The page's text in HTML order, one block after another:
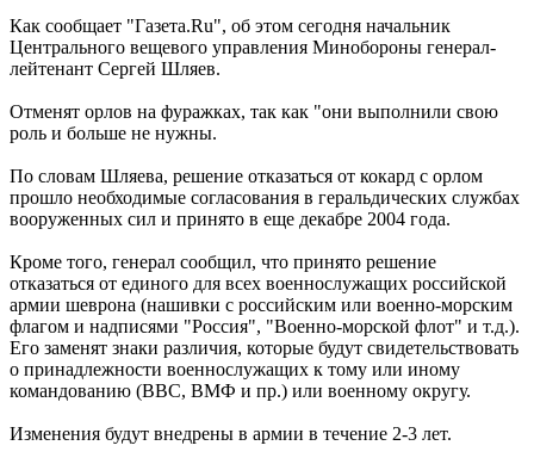
Как сообщает "Газета.Ru", об этом сегодня начальник
Центрального вещевого управления Минобороны генерал-
лейтенант Сергей Шляев.
Отменят орлов на фуражках, так как "они выполнили свою
роль и больше не нужны.
По словам Шляева, решение отказаться от кокард с орлом
прошло необходимые согласования в геральдических службах
вооруженных сил и принято в еще декабре 2004 года.
Кроме того, генерал сообщил, что принято решение
отказаться от единого для всех военнослужащих российской
армии шеврона (нашивки с российским или военно-морским
флагом и надписями "Россия", "Военно-морской флот" и т.д.).
Его заменят знаки различия, которые будут свидетельствовать
о принадлежности военнослужащих к тому или иному
командованию (ВВС, ВМФ и пр.) или военному округу.
Изменения будут внедрены в армии в течение 2-3 лет.